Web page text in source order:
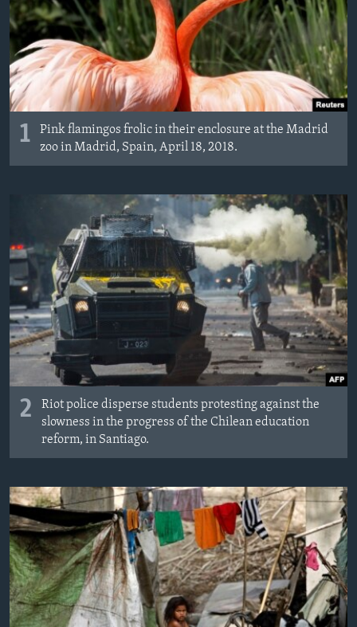
MAGAZIN
O GLASU AMERIKE
Learning English
PRATITE NAS
1
Pink flamingos frolic in their enclosure at the Madrid
zoo in Madrid, Spain, April 18, 2018.
2
Riot police disperse students protesting against the
slowness in the progress of the Chilean education
reform, in Santiago.